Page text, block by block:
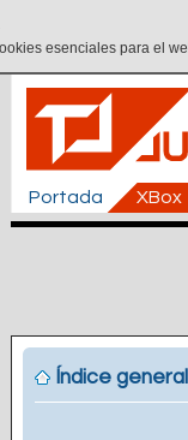
esenciales para el
Portada XBox
Índice general